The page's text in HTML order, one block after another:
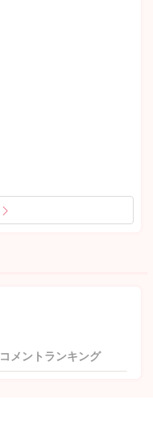
コメントランキング